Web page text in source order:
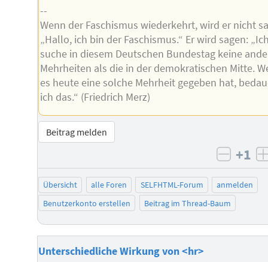
--
Wenn der Faschismus wiederkehrt, wird er nicht
„Hallo, ich bin der Faschismus.“ Er wird sagen:
suche in diesem Deutschen Bundestag keine
Mehrheiten als die in der demokratischen Mitte.
es heute eine solche Mehrheit gegeben hat,
ich das.“ (Friedrich Merz)
Beitrag melden
+1
Übersicht alle Foren SELFHTML-Forum
anmelden
Benutzerkonto erstellen
Beitrag im Thread-Baum
Unterschiedliche Wirkung von <hr>